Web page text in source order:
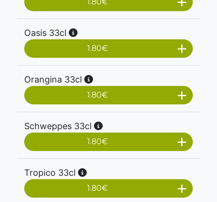
Oasis 33cl
1.80€
Orangina 33cl
1.80€
Schweppes 33cl
1.80€
Tropico 33cl
1.80€